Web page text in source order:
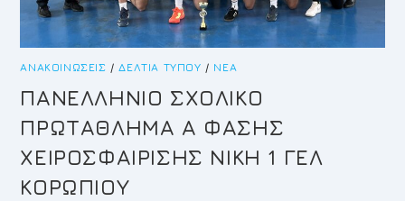
ΑΝΑΚΟΙΝΏΣΕΙΣ /ΔΕΛΤΊΑ ΤΎΠΟΥ / ΝΈΑ
ΠΑΝΕΛΛΗΝΙΟ ΣΧΟΛΙΚΟ
ΠΡΩΤΑΘΛΗΜΑ Α ΦΑΣΗΣ
ΧΕΙΡΟΣΦΑΙΡΙΣΗΣ ΝΙΚΗ 1 ΓΕΛ
ΚΟΡΩΠΙΟΥ